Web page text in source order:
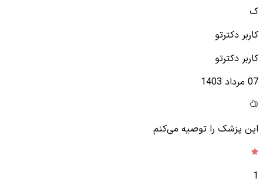
ک
کاربر دکترتو
کاربر دکترتو
07 مرداد 1403
این پزشک را توصیه می‌کنم
1